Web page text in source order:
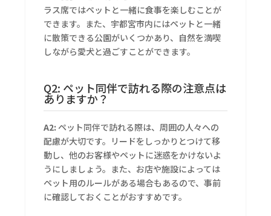
ラス席ではペットと一緒に食事を楽しむことが
できます。また、宇都宮市内にはペットと一緒
に散策できる公園がいくつかあり、自然を満喫
しながら愛犬と過ごすことができます。
Q2: ペット同伴で訪れる際の注意点は
ありますか？
A2: ペット同伴で訪れる際は、周囲の人々への
配慮が大切です。リードをしっかりとつけて移
動し、他のお客様やペットに迷惑をかけないよ
うにしましょう。また、お店や施設によっては
ペット用のルールがある場合もあるので、事前
に確認しておくことがおすすめです。